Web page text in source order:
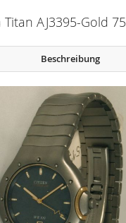
Titan AJ3395-Gold
Beschreibung